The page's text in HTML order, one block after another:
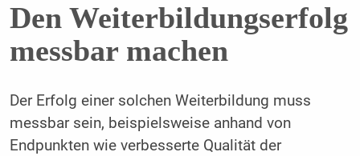
Den Weiterbildungserfolg
messbar machen
Der Erfolg einer solchen Weiterbildung muss
messbar sein, beispielsweise anhand von
Endpunkten wie verbesserte Qualität der